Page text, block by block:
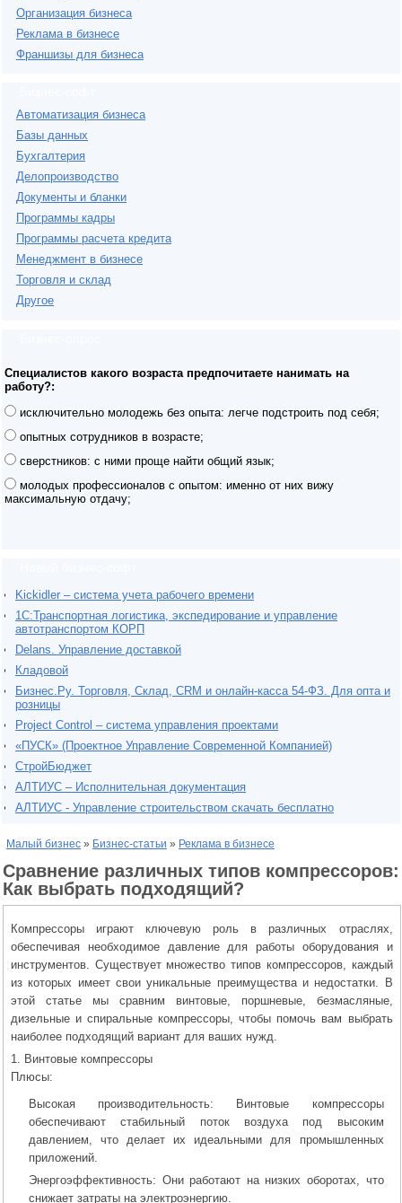
Организация бизнеса
Реклама в бизнесе
Франшизы для бизнеса
Автоматизация бизнеса
Базы данных
Бухгалтерия
Делопроизводство
Документы и бланки
Программы кадры
Программы расчета кредита
Менеджмент в бизнесе
Торговля и склад
Другое
Специалистов какого возраста предпочитаете нанимать на
работу?:
исключительно молодежь без опыта: легче подстроить под себя;
опытных сотрудников в возрасте;
сверстников: с ними проще найти общий язык;
молодых профессионалов с опытом: именно от них вижу
максимальную отдачу;
Kickidler – система учета рабочего времени
1С:Транспортная логистика, экспедирование и управление
автотранспортом КОРП
Delans. Управление доставкой
Кладовой
Бизнес.Ру. Торговля, Склад, CRM и онлайн-касса 54-ФЗ. Для опта и
розницы
Project Сontrol – система управления проектами
«ПУСК» (Проектное Управление Современной Компанией)
СтройБюджет
АЛТИУС – Исполнительная документация
АЛТИУС - Управление строительством скачать бесплатно
Малый бизнес » Бизнес-статьи » Реклама в бизнесе
Сравнение различных типов компрессоров:
Как выбрать подходящий?
Компрессоры играют ключевую роль в различных отраслях,
обеспечивая необходимое давление для работы оборудования и
инструментов. Существует множество типов компрессоров, каждый
из которых имеет свои уникальные преимущества и недостатки. В
этой статье мы сравним винтовые, поршневые, безмасляные,
дизельные и спиральные компрессоры, чтобы помочь вам выбрать
наиболее подходящий вариант для ваших нужд.
1. Винтовые компрессоры
Плюсы:
Высокая производительность: Винтовые компрессоры
обеспечивают стабильный поток воздуха под высоким
давлением, что делает их идеальными для промышленных
приложений.
Энергоэффективность: Они работают на низких оборотах, что
снижает затраты на электроэнергию.